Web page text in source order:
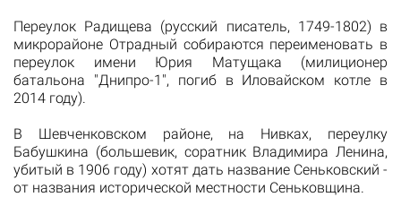
Переулок Радищева (русский писатель, 1749-1802) в
микрорайоне Отрадный собираются переименовать в
переулок имени Юрия Матущака (милиционер
батальона "Днипро-1", погиб в Иловайском котле в
2014 году).
В Шевченковском районе, на Нивках, переулку
Бабушкина (большевик, соратник Владимира Ленина,
убитый в 1906 году) хотят дать название Сеньковский -
от названия исторической местности Сеньковщина.